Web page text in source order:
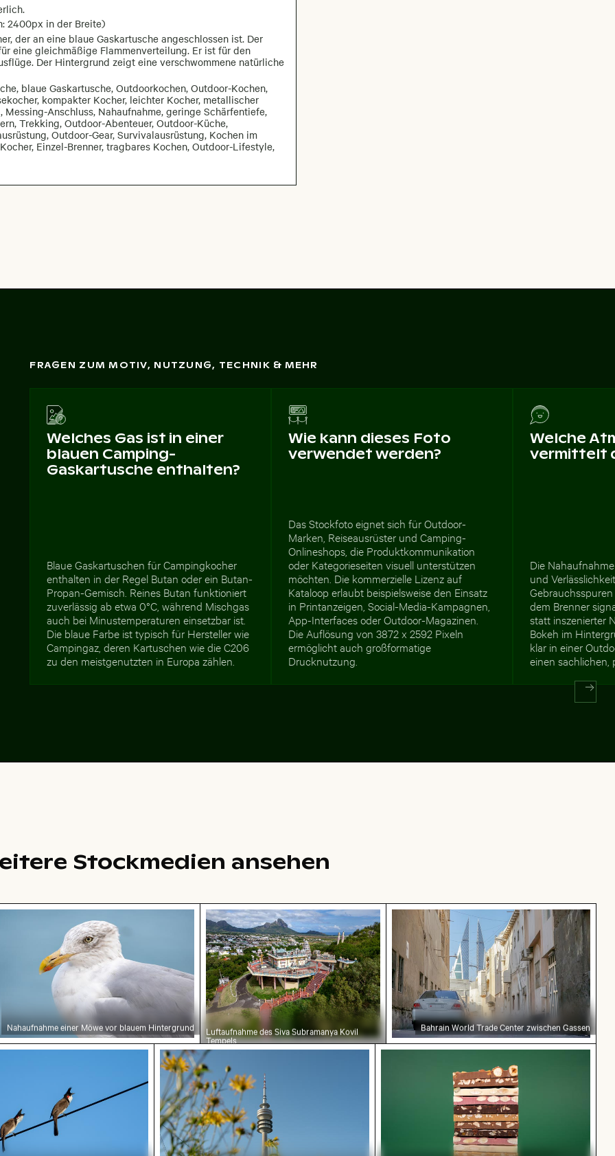
2400px in der Breite)
der an eine blaue Gaskartusche angeschlossen ist. Der
eine gleichmäßige Flammenverteilung. Er ist für den
Der Hintergrund zeigt eine verschwommene natürliche
blaue Gaskartusche, Outdoorkochen, Outdoor-Kochen,
kompakter Kocher, leichter Kocher, metallischer
Anschluss, Nahaufnahme, geringe Schärfentiefe,
Trekking, Outdoor-Abenteuer, Outdoor-Küche,
Outdoor-Gear, Survivalausrüstung, Kochen im
Einzel-Brenner, tragbares Kochen, Outdoor-Lifestyle,
FRAGEN ZUM MOTIV, NUTZUNG, TECHNIK & MEHR
Welches Gas ist in einer
blauen Camping-
Gaskartusche enthalten?
Blaue Gaskartuschen für Campingkocher
enthalten in der Regel Butan oder ein Butan-
Propan-Gemisch. Reines Butan funktioniert
zuverlässig ab etwa 0°C, während Mischgas
auch bei Minustemperaturen einsetzbar ist.
Die blaue Farbe ist typisch für Hersteller wie
Campingaz, deren Kartuschen wie die C206
zu den meistgenutzten in Europa zählen.
Wie kann dieses Foto
verwendet werden?
Das Stockfoto eignet sich für Outdoor-
Marken, Reiseausrüster und Camping-
Onlineshops, die Produktkommunikation
oder Kategorieseiten visuell unterstützen
möchten. Die kommerzielle Lizenz auf
Kataloop erlaubt beispielsweise den Einsatz
in Printanzeigen, Social-Media-Kampagnen,
App-Interfaces oder Outdoor-Magazinen.
Die Auflösung von 3872 x 2592 Pixeln
ermöglicht auch großformatige
Drucknutzung.
Welche
vermittelt
Die
und
dem Brenner
statt inszenierter
Bokeh im
klar in einer
einen sachlichen,
Stockmedien ansehen
blauer Tür hervor
mit Turm im Winter
einer Möwe vor blauem Hintergrund
Nahaufnahme einer Möwe vor blauem Hintergrund
Luftaufnahme des Siva Subramanya Kovil Tempels
Luftaufnahme des Siva Subramanya Kovil
Tempels
Bahrain World Trade Center zwischen
Bahrain World Trade Center zwischen Gassen
auf Draht vor blauem HimmelOlympiaturm mit Blumen im VordergrundStapel von verschiedenen